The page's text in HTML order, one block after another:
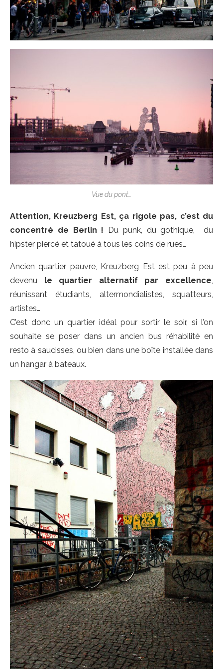
Vue du pont…
Attention, Kreuzberg Est, ça rigole pas, c’est du
concentré de Berlin ! Du punk, du gothique, du
hipster piercé et tatoué à tous les coins de rues…
Ancien quartier pauvre, Kreuzberg Est est peu à peu
devenu le quartier alternatif par excellence,
réunissant étudiants, altermondialistes, squatteurs,
artistes…
C’est donc un quartier idéal pour sortir le soir, si l’on
souhaite se poser dans un ancien bus réhabilité en
resto à saucisses, ou bien dans une boîte installée dans
un hangar à bateaux.